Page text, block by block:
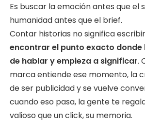
Es buscar la emoción antes que el
humanidad antes que el brief.
Contar historias no significa
encontrar el punto exacto donde
de hablar y empieza a significar.
marca entiende ese momento, la
de ser publicidad y se vuelve
cuando eso pasa, la gente te
valioso que un click, su memoria.